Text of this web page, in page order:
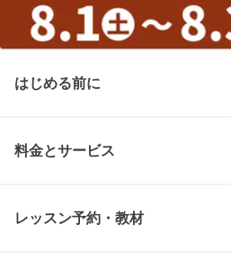
はじめる前に
料金とサービス
レッスン予約・教材